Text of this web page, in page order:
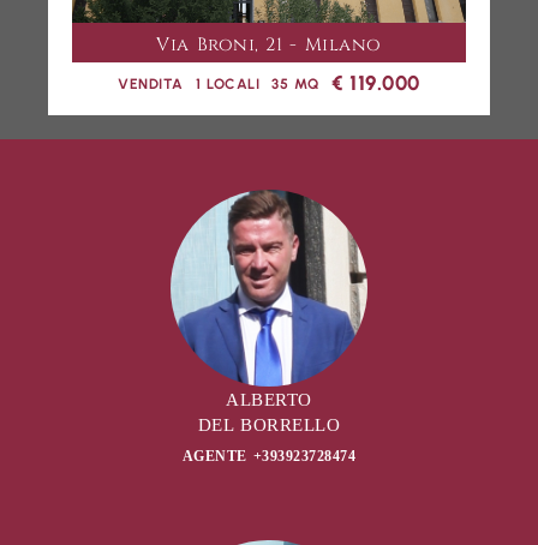
Via Broni, 21 - Milano
VENDITA 1 LOCALI 35 MQ € 119.000
ALBERTO
DEL BORRELLO
AGENTE +393923728474